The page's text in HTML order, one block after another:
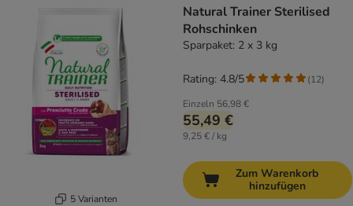
5 Varianten
Natural Trainer Sterilised
Rohschinken
Sparpaket: 2 x 3 kg
Einzeln 56,98 €
55,49 €
9,25 € / kg
Rating: 4.8/5 (12)
Zum Warenkorb
hinzufügen